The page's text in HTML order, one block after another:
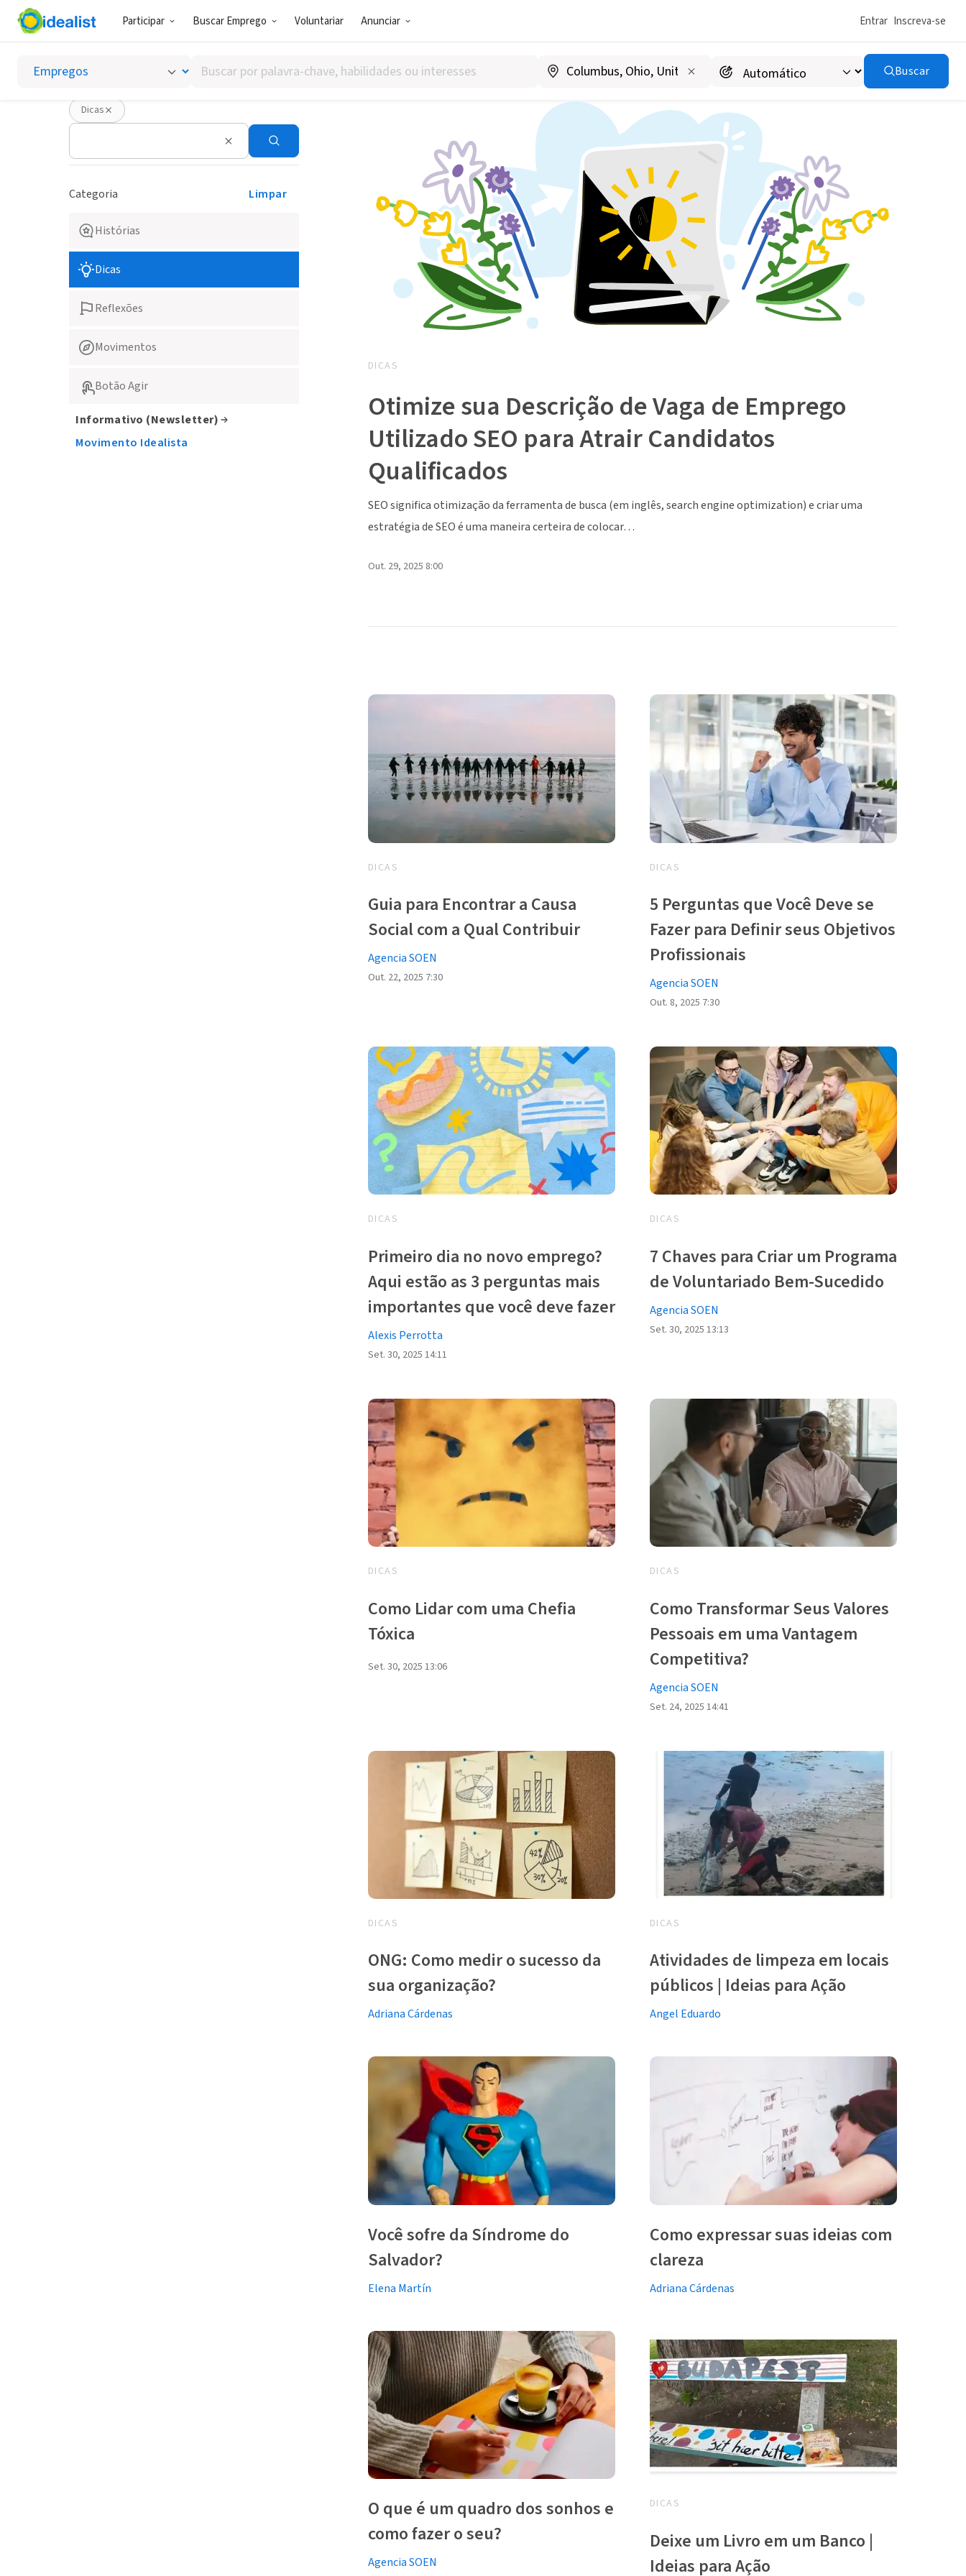
Participar Buscar Emprego Voluntariar Anunciar Entrar Inscreva-se
Buscar
por
habilidades
interesses
Buscar
Ativismo
Dicas
Categoria Limpar
Histórias
Dicas
Reflexões
Movimentos
Botão Agir
Informativo (Newsletter)
Movimento Idealista
1-20 de 24 artigos
DICAS
Otimize sua Descrição de Vaga de Emprego
Utilizado SEO para Atrair Candidatos
Qualificados
SEO significa otimização da ferramenta de busca (em inglês, search engine optimization) e criar uma
estratégia de SEO é uma maneira certeira de colocar…
Out. 29, 2025 8:00
DICAS
Guia para Encontrar a Causa
Social com a Qual Contribuir
Agencia SOEN
Out. 22, 2025 7:30
DICAS
5 Perguntas que Você Deve se
Fazer para Definir seus Objetivos
Profissionais
Agencia SOEN
Out. 8, 2025 7:30
DICAS
Primeiro dia no novo emprego?
Aqui estão as 3 perguntas mais
importantes que você deve fazer
Alexis Perrotta
Set. 30, 2025 14:11
DICAS
7 Chaves para Criar um Programa
de Voluntariado Bem-Sucedido
Agencia SOEN
Set. 30, 2025 13:13
DICAS
Como Lidar com uma Chefia
Tóxica
Set. 30, 2025 13:06
DICAS
Como Transformar Seus Valores
Pessoais em uma Vantagem
Competitiva?
Agencia SOEN
Set. 24, 2025 14:41
DICAS
ONG: Como medir o sucesso da
sua organização?
Adriana Cárdenas
DICAS
Atividades de limpeza em locais
públicos | Ideias para Ação
Angel Eduardo
Você sofre da Síndrome do
Salvador?
Elena Martín
Como expressar suas ideias com
clareza
Adriana Cárdenas
O que é um quadro dos sonhos e
como fazer o seu?
Agencia SOEN
DICAS
Deixe um Livro em um Banco |
Ideias para Ação